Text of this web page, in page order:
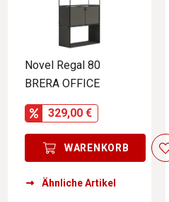
Novel Regal 80
BRERA OFFICE
329,00 €
WARENKORB
Ähnliche Artikel